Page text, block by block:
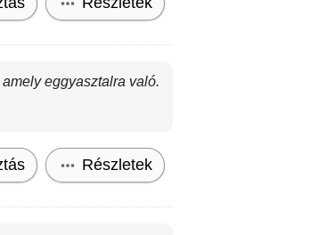
eggyasztalra való.
Részletek